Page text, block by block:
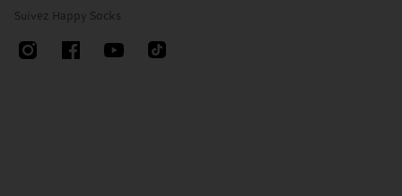
Suivez Happy Socks